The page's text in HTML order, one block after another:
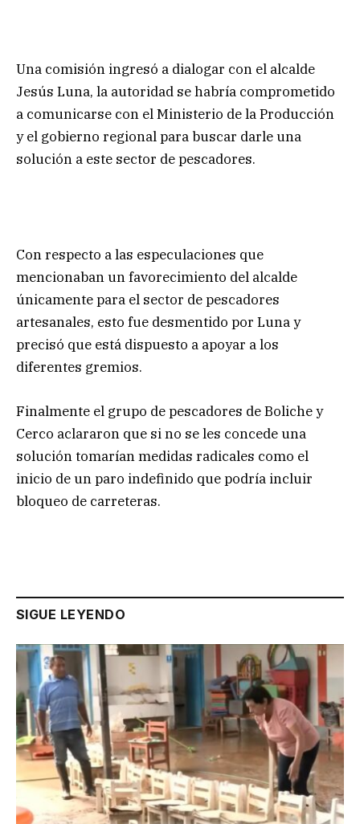
Una comisión ingresó a dialogar con el alcalde
Jesús Luna, la autoridad se habría comprometido
a comunicarse con el Ministerio de la Producción
y el gobierno regional para buscar darle una
solución a este sector de pescadores.
Con respecto a las especulaciones que
mencionaban un favorecimiento del alcalde
únicamente para el sector de pescadores
artesanales, esto fue desmentido por Luna y
precisó que está dispuesto a apoyar a los
diferentes gremios.
Finalmente el grupo de pescadores de Boliche y
Cerco aclararon que si no se les concede una
solución tomarían medidas radicales como el
inicio de un paro indefinido que podría incluir
bloqueo de carreteras.
SIGUE LEYENDO